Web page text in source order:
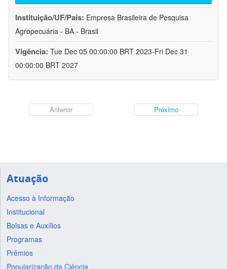
Instituição/UF/País: Empresa Brasileira de Pesquisa
Agropecuária - BA - Brasil
Vigência: Tue Dec 05 00:00:00 BRT 2023-Fri Dec 31
00:00:00 BRT 2027
Anterior Próximo
Atuação
Acesso à Informação
Institucional
Bolsas e Auxílios
Programas
Prêmios
Popularização da Ciência